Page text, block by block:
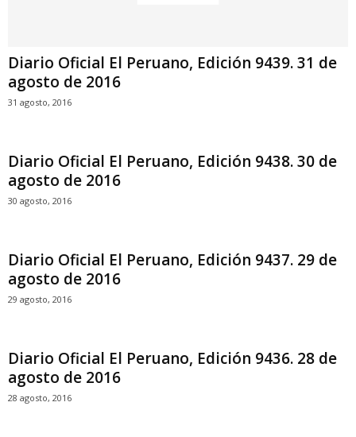
Diario Oficial El Peruano, Edición 9439. 31 de
agosto de 2016
31 agosto, 2016
Diario Oficial El Peruano, Edición 9438. 30 de
agosto de 2016
30 agosto, 2016
Diario Oficial El Peruano, Edición 9437. 29 de
agosto de 2016
29 agosto, 2016
Diario Oficial El Peruano, Edición 9436. 28 de
agosto de 2016
28 agosto, 2016